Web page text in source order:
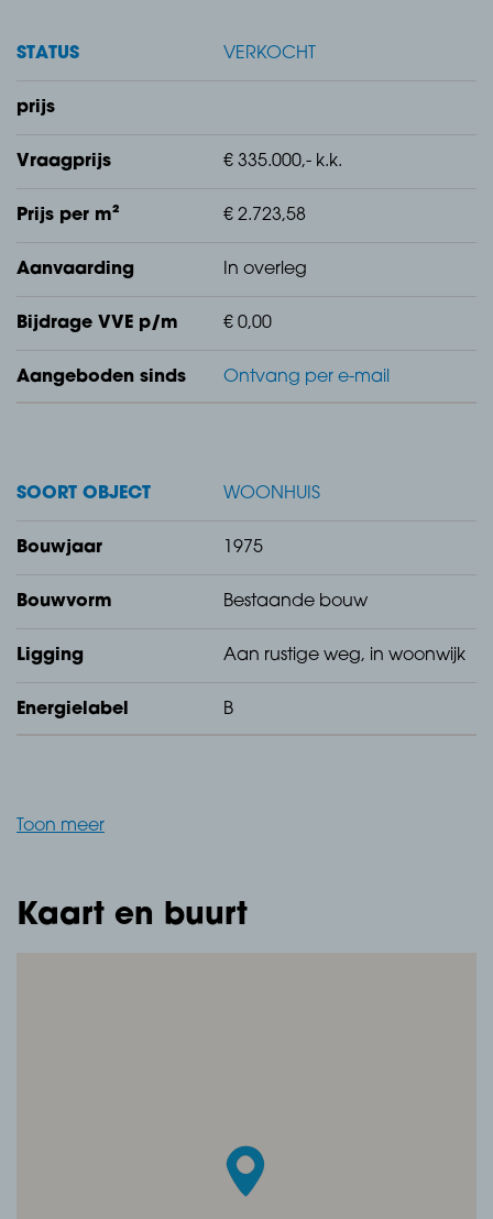
De tuin
Voortuin, v.v. sierbestrating.
Achtertuin, v.v. sierbestrating, plantenborders en
achterom.
Stenen vrijstaande berging, v.v. elektra.
wanden, stucwerk plafond, trapopgang naar eerste
verdieping, trapkast, betegeld toilet met fontein en
meterkast (12 groepen + 3 aardschakelaars).
Uitgebouwde woonkamer, v.v. betonnen vloer gedekt
inbouwspots, kookeiland met graniet werkblad, 5 pits
Overloop, v.v. betonnen vloer gedekt met laminaat,
stucwerk wanden, stucwerk plafond en trapopgang
STATUS VERKOCHT
prijs
Vraagprijs € 335.000,- k.k.
Prijs per m² € 2.723,58
Aanvaarding In overleg
Bijdrage VVE p/m € 0,00
Aangeboden sinds Ontvang per e-mail
SOORT OBJECT WOONHUIS
Bouwjaar 1975
Bouwvorm Bestaande bouw
Ligging Aan rustige weg, in woonwijk
Energielabel B
Toon meer
Kaart en buurt